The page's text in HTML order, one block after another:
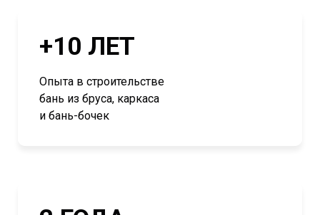
+10 ЛЕТ
Опыта в строительстве
бань из бруса, каркаса
и бань-бочек